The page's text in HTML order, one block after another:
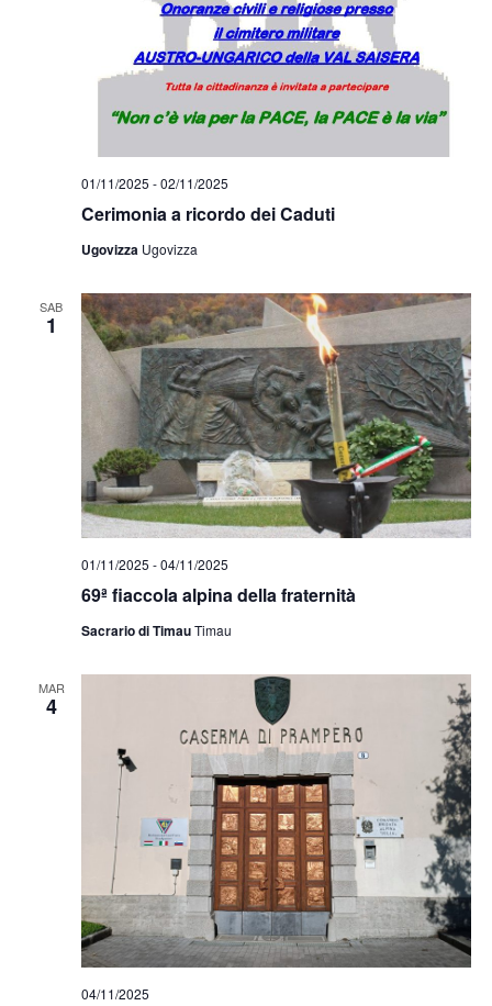
Cerimonia a ricordo dei Caduti
01/11/2025 -02/11/2025
Ugovizza Ugovizza
SAB
1
69ª fiaccola alpina della fraternità
01/11/2025 -04/11/2025
Sacrario di TimauTimau
MAR
4
04/11/2025